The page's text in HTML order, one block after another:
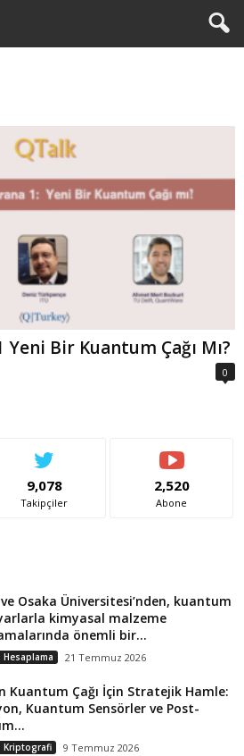
Bir Kuantum Çağı Mı?
0
9,078
Takipçiler
2,520
Abone
Osaka Üniversitesi’nden, kuantum
kimyasal malzeme
önemli bir...
21 Temmuz 2026
Kuantum Çağı İçin Stratejik Hamle:
Kuantum Sensörler ve Post-
Kriptografi 9 Temmuz 2026